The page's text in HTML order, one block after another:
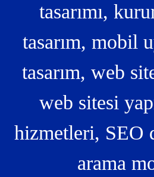
tasarımı,
tasarım, mobil
tasarım, web
web sitesi
hizmetleri, SEO
arama